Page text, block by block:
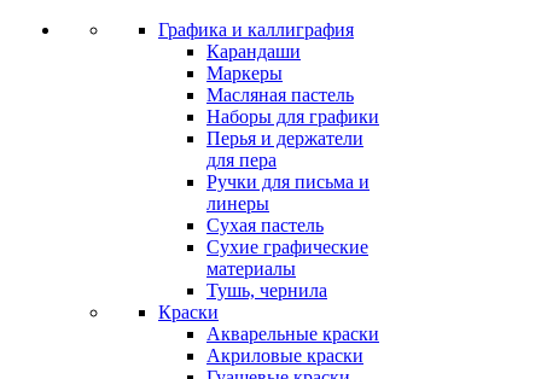
Графика и каллиграфия
Карандаши
Маркеры
Масляная пастель
Наборы для графики
Перья и держатели
для пера
Ручки для письма и
линеры
Сухая пастель
Сухие графические
материалы
Тушь, чернила
Краски
Акварельные краски
Акриловые краски